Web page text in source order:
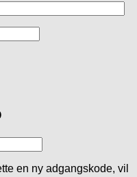
en ny adgangskode, vil